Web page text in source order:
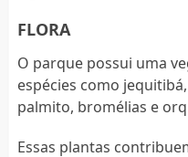
FLORA
O parque possui uma
espécies como
palmito, bromélias e
Essas plantas